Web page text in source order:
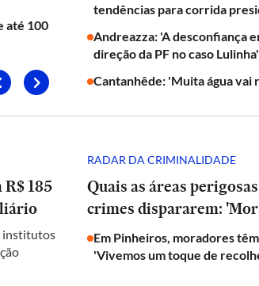
até 100
tendências para corrida
Andreazza: 'A desconfiança
direção da PF no caso
Cantanhêde: 'Muita água vai
185
institutos
RADAR DA CRIMINALIDADE
Quais as áreas
crimes dispararem:
Em Pinheiros, moradores
'Vivemos um toque de